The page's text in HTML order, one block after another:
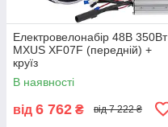
Електровелонабір 48В 350Вт
MXUS XF07F (передній) +
круїз
В наявності
від 6 762 ₴ від 7 222 ₴